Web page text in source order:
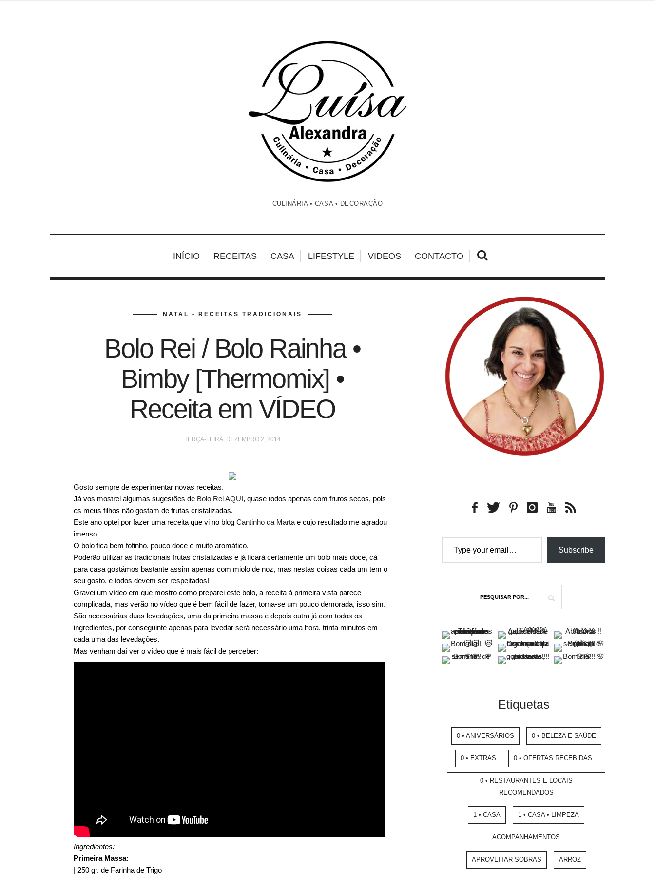
CULINÁRIA • CASA • DECORAÇÃO
INÍCIO RECEITAS CASA LIFESTYLE VIDEOS CONTACTO
NATAL • RECEITAS TRADICIONAIS
Bolo Rei / Bolo Rainha •
Bimby [Thermomix] •
Receita em VÍDEO
TERÇA-FEIRA, DEZEMBRO 2, 2014
Gosto sempre de experimentar novas receitas.
Já vos mostrei algumas sugestões de Bolo Rei AQUI, quase todos apenas com frutos secos, pois
os meus filhos não gostam de frutas cristalizadas.
Este ano optei por fazer uma receita que vi no blog Cantinho da Martae cujo resultado me agradou
imenso.
O bolo fica bem fofinho, pouco doce e muito aromático.
Poderão utilizar as tradicionais frutas cristalizadas e já ficará certamente um bolo mais doce, cá
para casa gostámos bastante assim apenas com miolo de noz, mas nestas coisas cada um tem o
seu gosto, e todos devem ser respeitados!
Gravei um vídeo em que mostro como preparei este bolo, a receita à primeira vista parece
complicada, mas verão no vídeo que é bem fácil de fazer, torna-se um pouco demorada, isso sim.
São necessárias duas levedações, uma da primeira massa e depois outra já com todos os
ingredientes, por conseguinte apenas para levedar será necessário uma hora, trinta minutos em
cada uma das levedações.
Mas venham daí ver o vídeo que é mais fácil de perceber:
Ingredientes:
Primeira Massa:
| 250 gr. de Farinha de Trigo
Type your email…
Subscribe
Etiquetas
0 • ANIVERSÁRIOS 0 • BELEZA E SAÚDE
0 • EXTRAS 0 • OFERTAS RECEBIDAS
0 • RESTAURANTES E LOCAIS
RECOMENDADOS
1 • CASA 1 • CASA • LIMPEZA
ACOMPANHAMENTOS
APROVEITAR SOBRAS ARROZ